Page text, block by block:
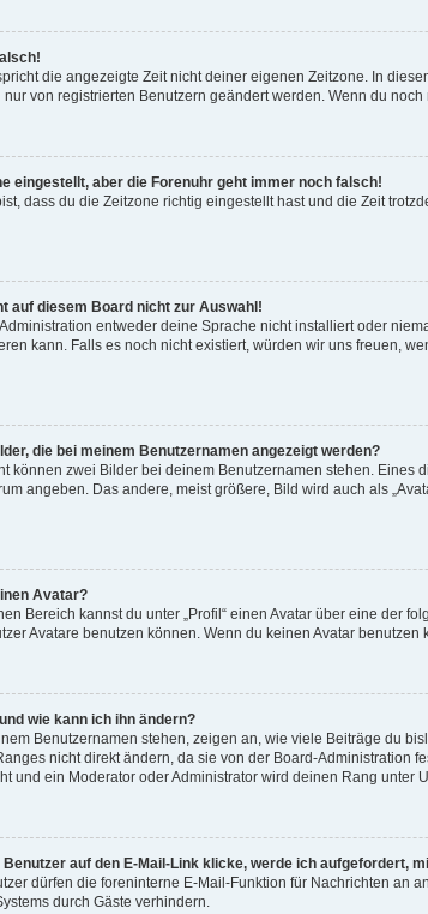
die angezeigte Zeit nicht deiner eigenen Zeitzone. In
von registrierten Benutzern geändert werden. Wenn du
eingestellt, aber die Forenuhr geht immer noch falsch!
dass du die Zeitzone richtig eingestellt hast und die Zeit
auf diesem Board nicht zur Auswahl!
entweder deine Sprache nicht installiert oder
kann. Falls es noch nicht existiert, würden wir uns freuen,
die bei meinem Benutzernamen angezeigt werden?
können zwei Bilder bei deinem Benutzernamen stehen.
angeben. Das andere, meist größere, Bild wird auch als
Avatar?
Bereich kannst du unter „Profil“ einen Avatar über eine der
Avatare benutzen können. Wenn du keinen Avatar
wie kann ich ihn ändern?
Benutzernamen stehen, zeigen an, wie viele Beiträge du
nicht direkt ändern, da sie von der Board-
und ein Moderator oder Administrator wird deinen Rang unter
Benutzer auf den E-Mail-Link klicke, werde ich aufgefordert,
dürfen die foreninterne E-Mail-Funktion für Nachrichten an
durch Gäste verhindern.